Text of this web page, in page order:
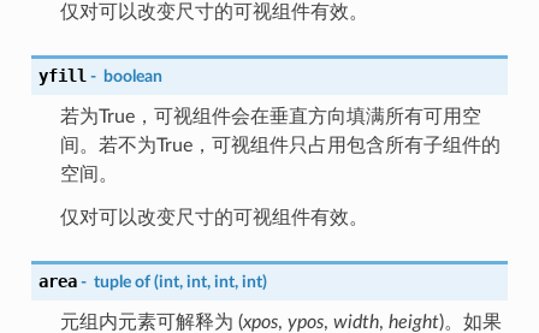
仅对可以改变尺寸的可视组件有效。
yfill - boolean
若为True，可视组件会在垂直方向填满所有可用空
间。若不为True，可视组件只占用包含所有子组件的
空间。
仅对可以改变尺寸的可视组件有效。
area - tuple of (int, int, int, int)
元组内元素可解释为 (xpos, ypos, width, height)。如果